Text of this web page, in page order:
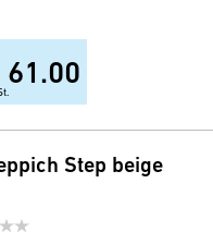
61.00
Step beige